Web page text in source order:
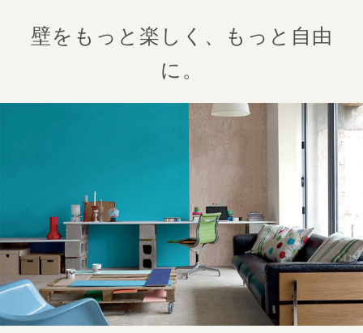
壁をもっと楽しく、もっと自由
に。